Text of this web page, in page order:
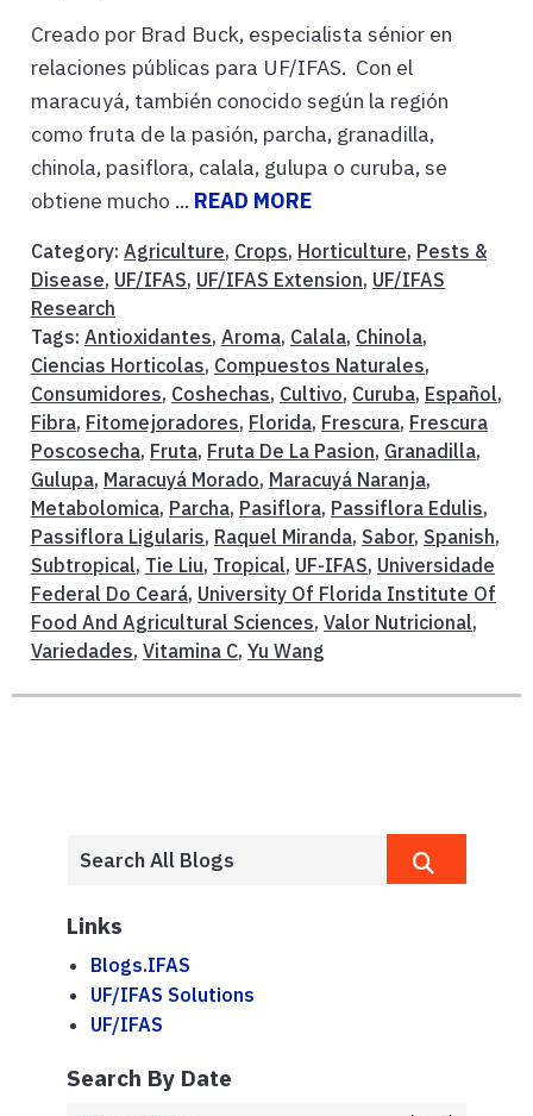
Creado por Brad Buck, especialista sénior en
relaciones públicas para UF/IFAS. Con el
maracuyá, también conocido según la región
como fruta de la pasión, parcha, granadilla,
chinola, pasiflora, calala, gulupa o curuba, se
obtiene mucho ... READ MORE
Category: Agriculture, Crops, Horticulture, Pests &
Disease, UF/IFAS, UF/IFAS Extension, UF/IFAS
Research
Tags: Antioxidantes, Aroma, Calala, Chinola,
Ciencias Horticolas, Compuestos Naturales,
Consumidores, Coshechas, Cultivo, Curuba, Español,
Fibra, Fitomejoradores, Florida, Frescura, Frescura
Poscosecha, Fruta, Fruta De La Pasion, Granadilla,
Gulupa, Maracuyá Morado, Maracuyá Naranja,
Metabolomica, Parcha, Pasiflora, Passiflora Edulis,
Passiflora Ligularis, Raquel Miranda, Sabor, Spanish,
Subtropical, Tie Liu, Tropical, UF-IFAS, Universidade
Federal Do Ceará, University Of Florida Institute Of
Food And Agricultural Sciences, Valor Nutricional,
Variedades, Vitamina C, Yu Wang
Links
Blogs.IFAS
UF/IFAS Solutions
UF/IFAS
Search By Date